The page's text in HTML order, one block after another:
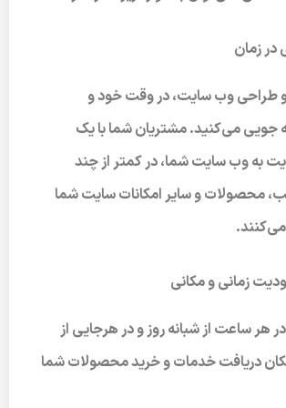
زمان
طراحی وب سایت، در وقت خود و
جویی می‌کنید. مشتریان شما با یک
به وب سایت شما، در کمتر از چند
محصولات و سایر امکانات سایت شما
زمانی و مکانی
هر ساعت از شبانه روز و در هرجایی از
دریافت خدمات و خرید محصولات شما